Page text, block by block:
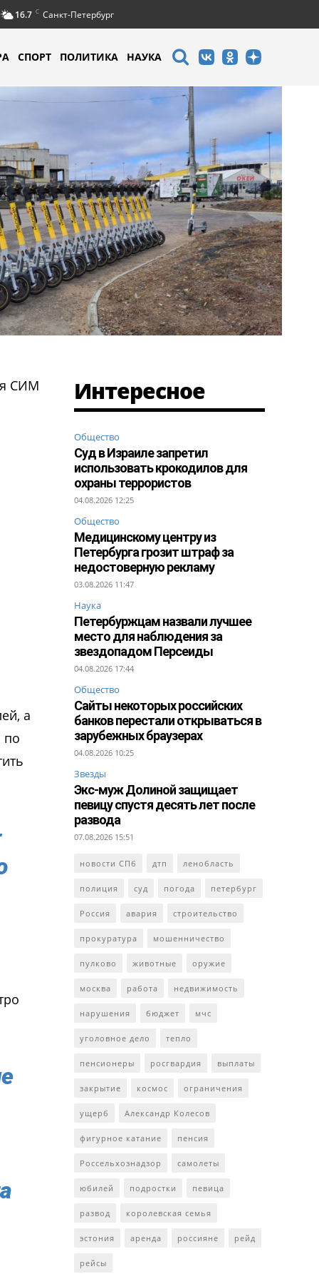
16.7 C Санкт-Петербург
СПОРТ ПОЛИТИКА НАУКА
СИМ
а
по
Интересное
Общество
Суд в Израиле запретил
использовать крокодилов для
охраны террористов
04.08.2026 12:25
Общество
Медицинскому центру из
Петербурга грозит штраф за
недостоверную рекламу
03.08.2026 11:47
Наука
Петербуржцам назвали лучшее
место для наблюдения за
звездопадом Персеиды
04.08.2026 17:44
Общество
Сайты некоторых российских
банков перестали открываться в
зарубежных браузерах
04.08.2026 10:25
Звезды
Экс-муж Долиной защищает
певицу спустя десять лет после
развода
07.08.2026 15:51
новости СПб дтп ленобласть
полиция суд погода петербург
Россия авария строительство
прокуратура мошенничество
пулково животные оружие
москва работа недвижимость
нарушения бюджет мчс
уголовное дело тепло
пенсионеры росгвардия выплаты
закрытие космос ограничения
ущерб Александр Колесов
фигурное катание пенсия
Россельхознадзор самолеты
юбилей подростки певица
развод королевская семья
эстония аренда россияне рейд
рейсы